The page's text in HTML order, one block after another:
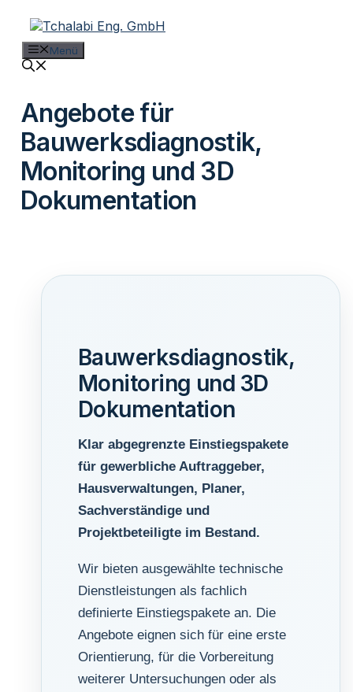
Inhalt
springenMenü
Angebote für
Bauwerksdiagnostik,
Monitoring und 3D
Dokumentation
Bauwerksdiagnostik,
Monitoring und 3D
Dokumentation
Klar abgegrenzte Einstiegspakete
für gewerbliche Auftraggeber,
Hausverwaltungen, Planer,
Sachverständige und
Projektbeteiligte im Bestand.
Wir bieten ausgewählte technische
Dienstleistungen als fachlich
definierte Einstiegspakete an. Die
Angebote eignen sich für eine erste
Orientierung, für die Vorbereitung
weiterer Untersuchungen oder als